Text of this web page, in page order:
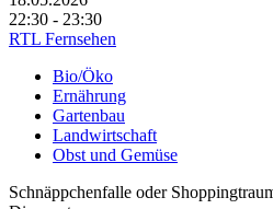
22:30 - 23:30
RTL Fernsehen
Bio/Öko
Ernährung
Gartenbau
Landwirtschaft
Obst und Gemüse
Schnäppchenfalle oder